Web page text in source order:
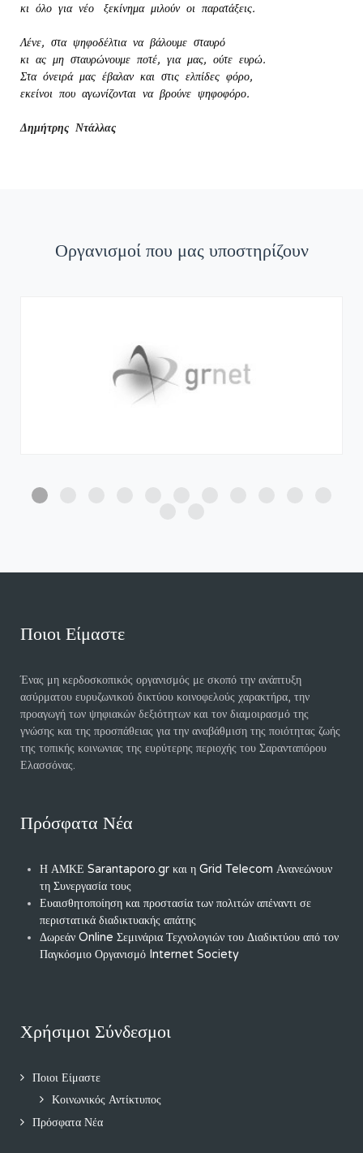
κι όλο για νέο ξεκίνημα μιλούν οι παρατάξεις.
Λένε, στα ψηφοδέλτια να βάλουμε σταυρό
κι ας μη σταυρώνουμε ποτέ, για μας, ούτε ευρώ.
Στα όνειρά μας έβαλαν και στις ελπίδες φόρο,
εκείνοι που αγωνίζονται να βρούνε ψηφοφόρο.
Δημήτρης Ντάλλας
Οργανισμοί που μας υποστηρίζουν
Ποιοι Είμαστε
Ένας μη κερδοσκοπικός οργανισμός με σκοπό την ανάπτυξη
ασύρματου ευρυζωνικού δικτύου κοινοφελούς χαρακτήρα, την
προαγωγή των ψηφιακών δεξιότητων και τον διαμοιρασμό της
γνώσης και της προσπάθειας για την αναβάθμιση της ποιότητας ζωής
της τοπικής κοινωνιας της ευρύτερης περιοχής του Σαρανταπόρου
Ελασσόνας.
Πρόσφατα Νέα
Η ΑΜΚΕ Sarantaporo.gr και η Grid Telecom Ανανεώνουν
τη Συνεργασία τους
Ευαισθητοποίηση και προστασία των πολιτών απέναντι σε
περιστατικά διαδικτυακής απάτης
Δωρεάν Online Σεμινάρια Τεχνολογιών του Διαδικτύου από τον
Παγκόσμιο Οργανισμό Internet Society
Χρήσιμοι Σύνδεσμοι
Ποιοι Είμαστε
Κοινωνικός Αντίκτυπος
Πρόσφατα Νέα